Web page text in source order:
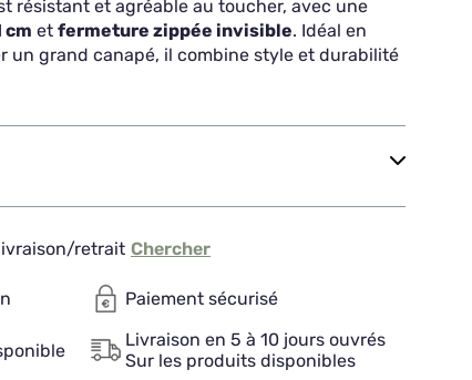
résistant et agréable au toucher, avec une
cm et fermeture zippée invisible. Idéal en
un grand canapé, il combine style et durabilité
retrait Chercher
Paiement sécurisé
Livraison en 5 à 10 jours ouvrés
Sur les produits disponibles